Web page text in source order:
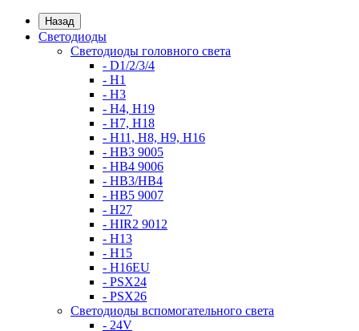
Назад
Светодиоды
Светодиоды головного света
- D1/2/3/4
- H1
- H3
- H4, H19
- H7, H18
- H11, H8, H9, H16
- HB3 9005
- HB4 9006
- HB3/HB4
- HB5 9007
- H27
- HIR2 9012
- H13
- H15
- H16EU
- PSX24
- PSX26
Светодиоды вспомогательного света
- 24V